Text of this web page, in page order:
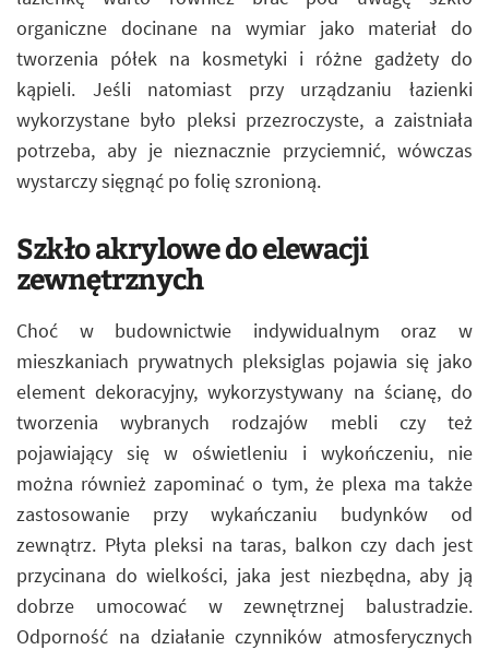
organiczne docinane na wymiar jako materiał do
tworzenia półek na kosmetyki i różne gadżety do
kąpieli. Jeśli natomiast przy urządzaniu łazienki
wykorzystane było pleksi przezroczyste, a zaistniała
potrzeba, aby je nieznacznie przyciemnić, wówczas
wystarczy sięgnąć po folię szronioną.
Szkło akrylowe do elewacji
zewnętrznych
Choć w budownictwie indywidualnym oraz w
mieszkaniach prywatnych pleksiglas pojawia się jako
element dekoracyjny, wykorzystywany na ścianę, do
tworzenia wybranych rodzajów mebli czy też
pojawiający się w oświetleniu i wykończeniu, nie
można również zapominać o tym, że plexa ma także
zastosowanie przy wykańczaniu budynków od
zewnątrz. Płyta pleksi na taras, balkon czy dach jest
przycinana do wielkości, jaka jest niezbędna, aby ją
dobrze umocować w zewnętrznej balustradzie.
Odporność na działanie czynników atmosferycznych